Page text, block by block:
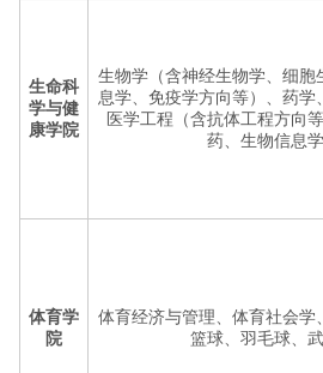
生命科
学与健
康学院
生物学（含神经生物学、细胞
息学、免疫学方向等）、药学
医学工程（含抗体工程方向
药、生物信息学
体育学
院
体育经济与管理、体育社会学
篮球、羽毛球、